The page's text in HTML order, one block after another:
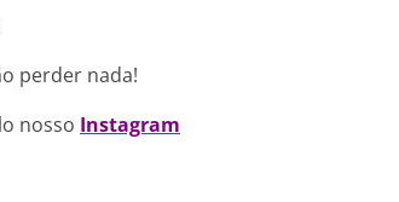
perder nada!
nosso Instagram